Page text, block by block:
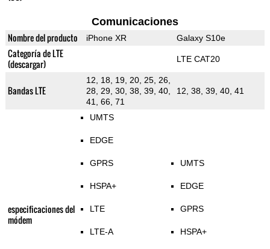
Comunicaciones
Nombre del producto iPhone XR Galaxy S10e
Categoría de LTE
(descargar)
LTE CAT20
Bandas LTE
12, 18, 19, 20, 25, 26,
28, 29, 30, 38, 39, 40,
41, 66, 71
12, 38, 39, 40, 41
especificaciones del
módem
UMTS
EDGE
GPRS
HSPA+
LTE
LTE-A
UMTS
EDGE
GPRS
HSPA+